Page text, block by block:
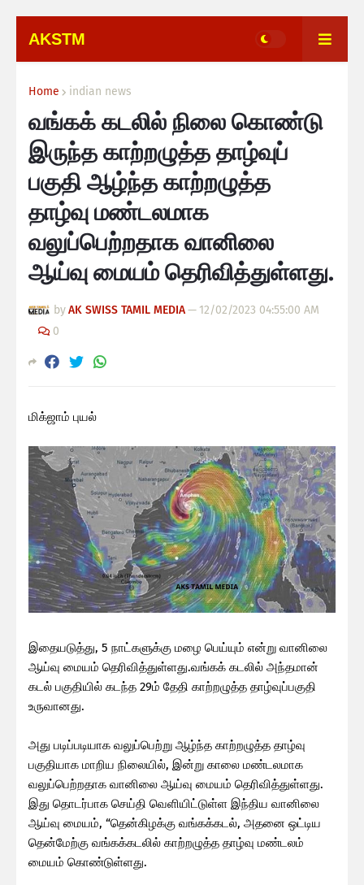
AKSTM
Home indian news
வங்கக் கடலில் நிலை கொண்டு
இருந்த காற்றழுத்த தாழ்வுப்
பகுதி ஆழ்ந்த காற்றழுத்த
தாழ்வு மண்டலமாக
வலுப்பெற்றதாக வானிலை
ஆய்வு மையம் தெரிவித்துள்ளது.
byAK SWISS TAMIL MEDIA— 12/02/2023 04:55:00 AM
0
மிக்ஜாம் புயல்
இதையடுத்து, 5 நாட்களுக்கு மழை பெய்யும் என்று வானிலை
ஆய்வு மையம் தெரிவித்துள்ளது.வங்கக் கடலில் அந்தமான்
கடல் பகுதியில் கடந்த 29ம் தேதி காற்றழுத்த தாழ்வுப்பகுதி
உருவானது.
அது படிப்படியாக வலுப்பெற்று ஆழ்ந்த காற்றழுத்த தாழ்வு
பகுதியாக மாறிய நிலையில், இன்று காலை மண்டலமாக
வலுப்பெற்றதாக வானிலை ஆய்வு மையம் தெரிவித்துள்ளது.
இது தொடர்பாக செய்தி வெளியிட்டுள்ள இந்திய வானிலை
ஆய்வு மையம், “தென்கிழக்கு வங்கக்கடல், அதனை ஒட்டிய
தென்மேற்கு வங்கக்கடலில் காற்றழுத்த தாழ்வு மண்டலம்
மையம் கொண்டுள்ளது.